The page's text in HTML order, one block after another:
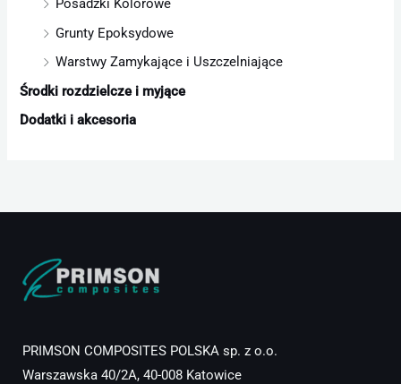
Posadzki Kolorowe
Grunty Epoksydowe
Warstwy Zamykające i Uszczelniające
Środki rozdzielcze i myjące
Dodatki i akcesoria
PRIMSON COMPOSITES POLSKA sp. z o.o.
Warszawska 40/2A, 40-008 Katowice